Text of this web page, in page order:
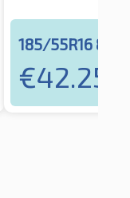
185/55R16 87V
€42.25